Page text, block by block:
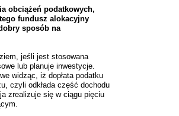
obciążeń podatkowych,
fundusz alokacyjny
sposób na
jeśli jest stosowana
lub planuje inwestycje.
widząc, iż dopłata podatku
czyli odkłada część dochodu
zrealizuje się w ciągu pięciu